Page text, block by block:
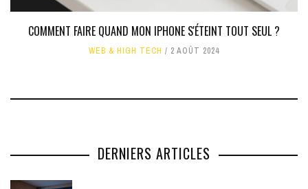
COMMENT FAIRE QUAND MON IPHONE S'ÉTEINT TOUT SEUL ?
WEB & HIGH TECH 2 AOÛT 2024
DERNIERS ARTICLES